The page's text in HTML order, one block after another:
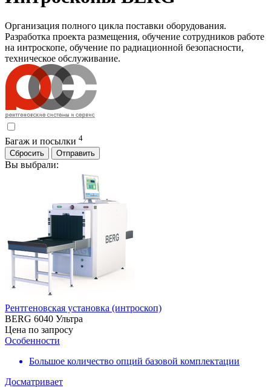
Организация полного цикла поставки оборудования.
Разработка проекта размещения, обучение сотрудников работе
на интроскопе, обучение по радиационной безопасности,
техническое обслуживание.
Багаж и посылки 4
Сбросить
Отправить
Вы выбрали:
Рентгеновская установка (интроскоп)
BERG 6040 Ультра
Цена по запросу
Особенности
Большое количество опций базовой комплектации
Досматривает